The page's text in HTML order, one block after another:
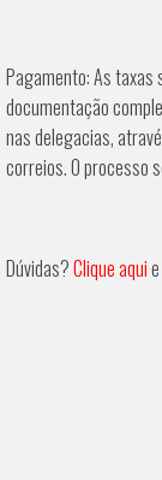
Pagamento:As taxas
documentação
nas delegacias,
correios. O processo
Dúvidas?Clique aqui